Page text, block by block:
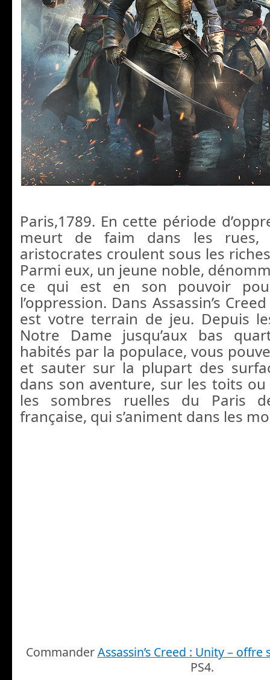
Paris,1789. En cette période
meurt de faim dans les rues,
aristocrates croulent sous les
Parmi eux, un jeune noble,
ce qui est en son pouvoir
l’oppression. Dans Assassin’s
est votre terrain de jeu. Depuis
Notre Dame jusqu’aux bas
habités par la populace, vous
et sauter sur la plupart des
dans son aventure, sur les toits
les sombres ruelles du Paris
française, qui s’animent dans les
CommanderAssassin’s Creed : Unity –
PS4.